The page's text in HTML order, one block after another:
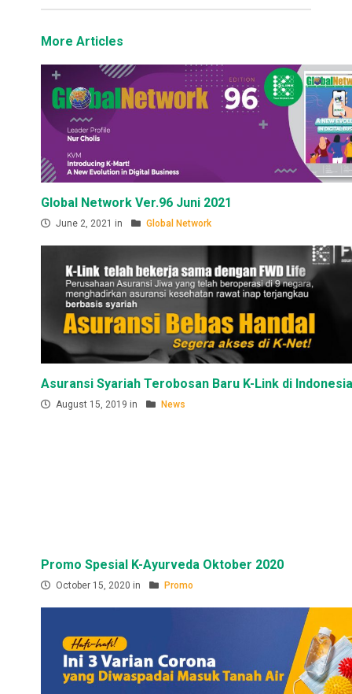
More Articles
Global Network Ver.96 Juni 2021
June 2, 2021 in Global Network
Asuransi Syariah Terobosan Baru K-Link di
August 15, 2019 in News
Promo Spesial K-Ayurveda Oktober 2020
October 15, 2020 in Promo